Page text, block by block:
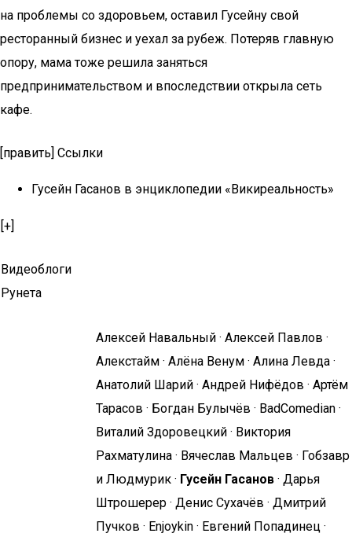
на проблемы со здоровьем, оставил Гусейну свой
ресторанный бизнес и уехал за рубеж. Потеряв главную
опору, мама тоже решила заняться
предпринимательством и впоследствии открыла сеть
кафе.
[править] Ссылки
Гусейн Гасанов в энциклопедии «Викиреальность»
[+]
Видеоблоги
Рунета
Алексей Навальный · Алексей Павлов ·
Алекстайм · Алёна Венум · Алина Левда ·
Анатолий Шарий · Андрей Нифёдов · Артём
Тарасов · Богдан Булычёв · BadComedian ·
Виталий Здоровецкий · Виктория
Рахматулина · Вячеслав Мальцев · Гобзавр
и Людмурик · Гусейн Гасанов · Дарья
Штрошерер · Денис Сухачёв · Дмитрий
Пучков · Enjoykin · Евгений Попадинец ·